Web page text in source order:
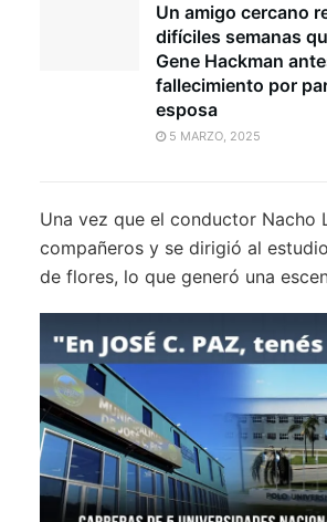
Un amigo cercano
difíciles semanas
Gene Hackman
fallecimiento por
esposa
5 MARZO, 2025
Una vez que el conductor Nacho
compañeros y se dirigió al
de flores, lo que generó una